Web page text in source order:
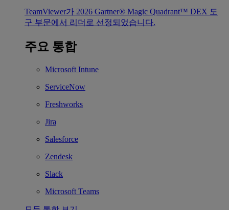
TeamViewer가 2026 Gartner® Magic Quadrant™ DEX 도
구 부문에서 리더로 선정되었습니다.
주요 통합
Microsoft Intune
ServiceNow
Freshworks
Jira
Salesforce
Zendesk
Slack
Microsoft Teams